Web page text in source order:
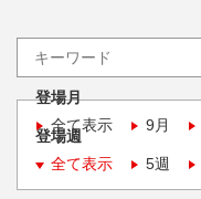
登場月
全て表示
9月
登場週
全て表示
5週